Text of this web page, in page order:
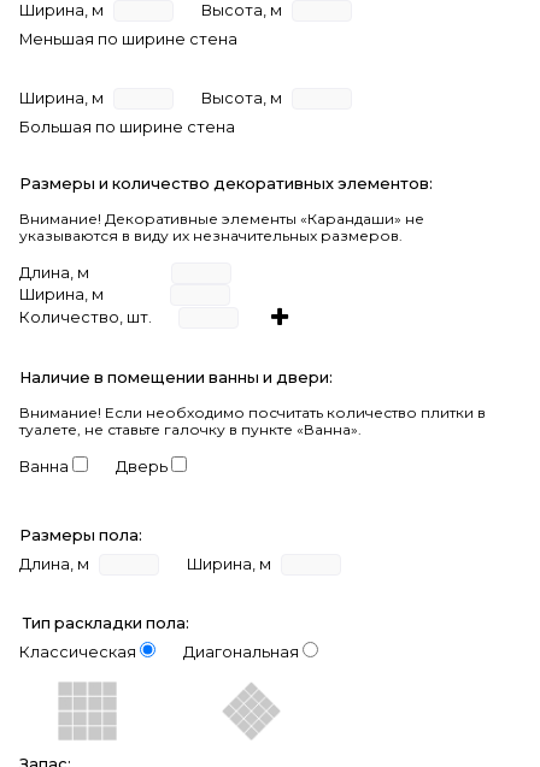
Ширина, м
Высота, м
Меньшая по ширине стена
Ширина, м
Высота, м
Большая по ширине стена
Размеры и количество декоративных элементов:
Внимание! Декоративные элементы «Карандаши» не
указываются в виду их незначительных размеров.
Длина, м
Ширина, м
Количество, шт.
Наличие в помещении ванны и двери:
Внимание! Если необходимо посчитать количество плитки в
туалете, не ставьте галочку в пункте «Ванна».
Ванна Дверь
Размеры пола:
Длина, м
Ширина, м
Тип раскладки пола:
Классическая
Диагональная